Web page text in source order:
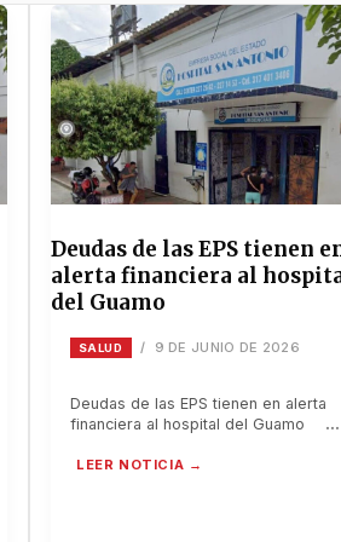
Deudas de las EPS tienen
alerta financiera al
del Guamo
SALUD / 9 DE JUNIO DE 2026
Deudas de las EPS tienen en alerta
financiera al hospital del Guamo